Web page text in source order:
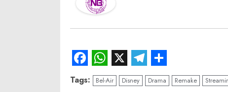
Facebook
WhatsApp
X Telegram
Share
Tags: Bel-Air Disney Drama Remake